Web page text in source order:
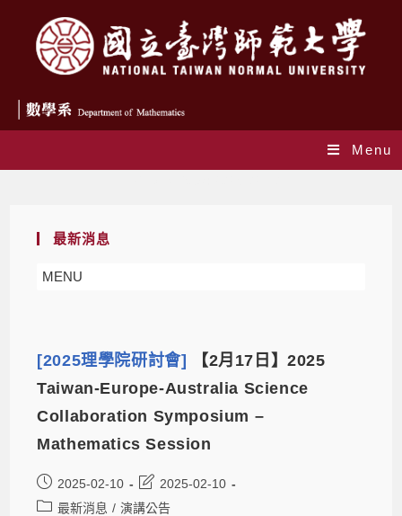
Menu
最新消息
MENU
[2025理學院研討會]
【2月17日】2025
Taiwan-Europe-Australia Science
Collaboration Symposium –
Mathematics Session
2025-02-10
2025-02-10
最新消息 / 演講公告